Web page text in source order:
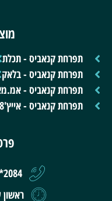
תפרחת קנאביס - תכלת
תפרחת קנאביס - בלאק
תפרחת קנאביס -
תפרחת קנאביס - אייץ'18
2084*
ראשון עד